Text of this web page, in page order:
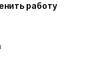
работу